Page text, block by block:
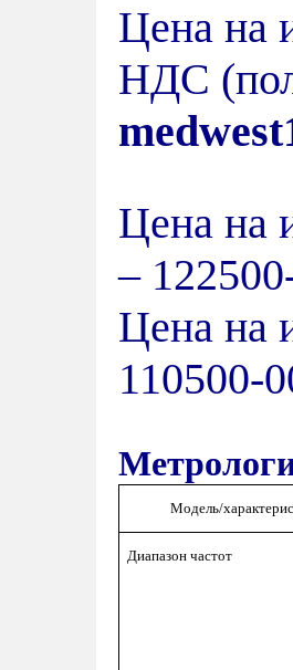
Цена на
НДС
Цена на
–
Цена на
110500-
Модель/
Диапазон частот